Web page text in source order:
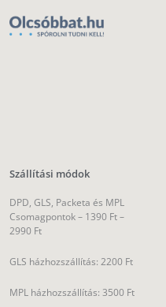
Szállítási módok
DPD, GLS, Packeta és MPL
Csomagpontok – 1390 Ft –
2990 Ft
GLS házhozszállítás: 2200 Ft
MPL házhozszállítás: 3500 Ft